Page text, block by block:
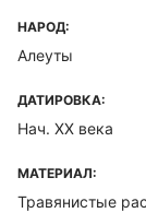
НАРОД:
Алеуты
ДАТИРОВКА:
Нач. ХХ века
МАТЕРИАЛ:
Травянистые